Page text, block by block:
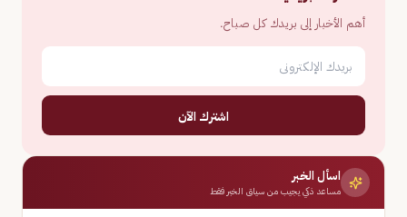
أهم الأخبار إلى بريدك كل صباح.
اشترك الآن
اسأل الخبر
مساعد ذكي يجيب من سياق الخبر فقط